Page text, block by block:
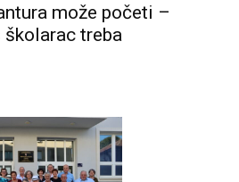
može početi –
školarac treba